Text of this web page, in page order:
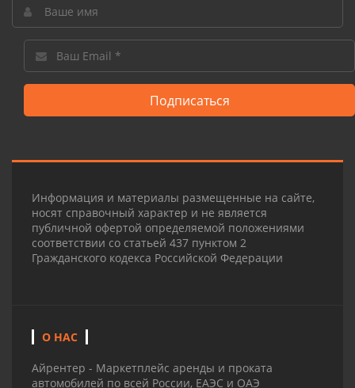
Подписаться
Информация и материалы размещенные на сайте,
носят справочный характер и не является
публичной офертой определяемой положениями
соответствии со статьей 437 пунктом 2
Гражданского кодекса Российской Федерации
О НАС
Айрентер - Маркетплейс аренды и проката
автомобилей по всей России, ЕАЭС и ОАЭ